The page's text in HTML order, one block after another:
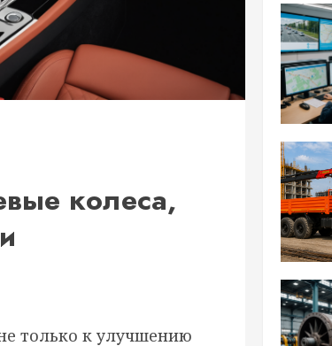
колеса,
только к улучшению